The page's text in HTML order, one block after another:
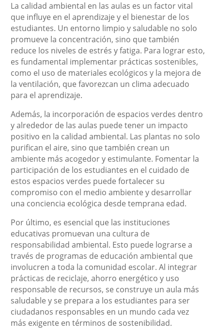
La calidad ambiental en las aulas es un factor vital
que influye en el aprendizaje y el bienestar de los
estudiantes. Un entorno limpio y saludable no solo
promueve la concentración, sino que también
reduce los niveles de estrés y fatiga. Para lograr esto,
es fundamental implementar prácticas sostenibles,
como el uso de materiales ecológicos y la mejora de
la ventilación, que favorezcan un clima adecuado
para el aprendizaje.
Además, la incorporación de espacios verdes dentro
y alrededor de las aulas puede tener un impacto
positivo en la calidad ambiental. Las plantas no solo
purifican el aire, sino que también crean un
ambiente más acogedor y estimulante. Fomentar la
participación de los estudiantes en el cuidado de
estos espacios verdes puede fortalecer su
compromiso con el medio ambiente y desarrollar
una conciencia ecológica desde temprana edad.
Por último, es esencial que las instituciones
educativas promuevan una cultura de
responsabilidad ambiental. Esto puede lograrse a
través de programas de educación ambiental que
involucren a toda la comunidad escolar. Al integrar
prácticas de reciclaje, ahorro energético y uso
responsable de recursos, se construye un aula más
saludable y se prepara a los estudiantes para ser
ciudadanos responsables en un mundo cada vez
más exigente en términos de sostenibilidad.